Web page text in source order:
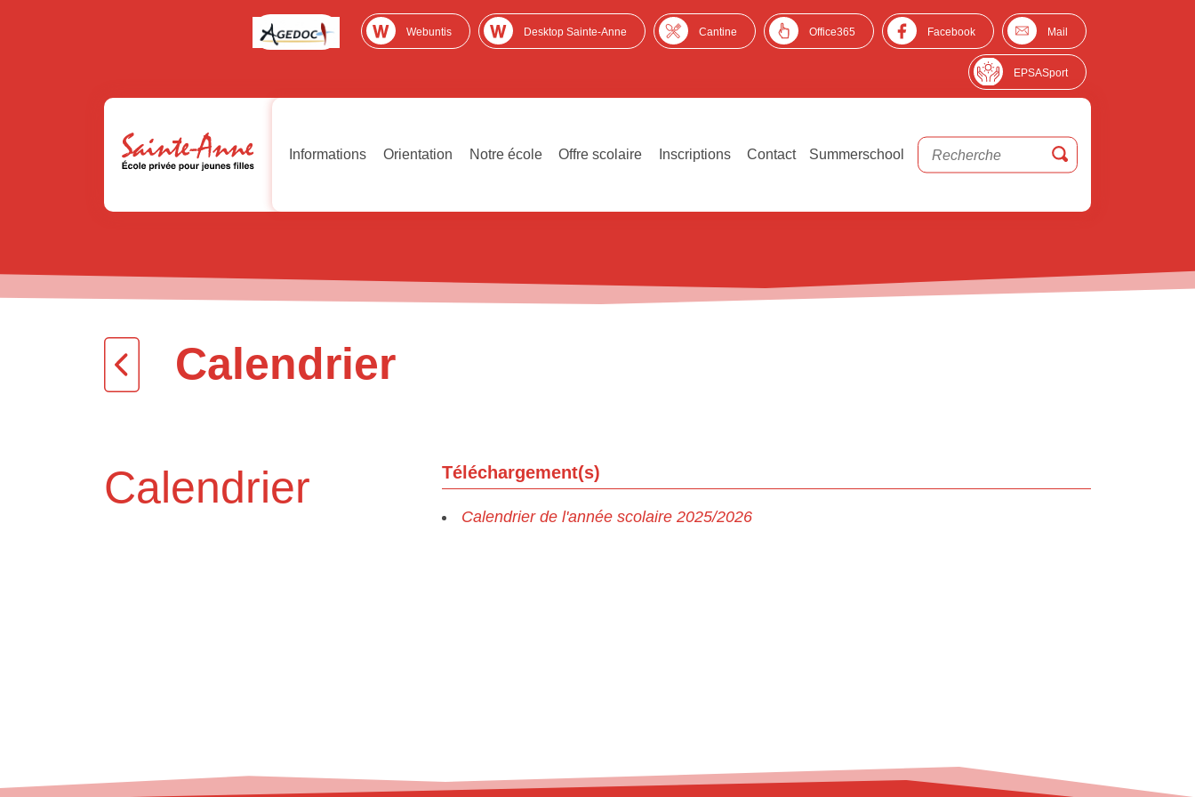
Webuntis Desktop Sainte-Anne Cantine Office365 Facebook Mail
EPSASport
Informations Orientation Notre école Offre scolaire Inscriptions Contact Summerschool
Calendrier
Calendrier Téléchargement(s)
Calendrier de l'année scolaire 2025/2026